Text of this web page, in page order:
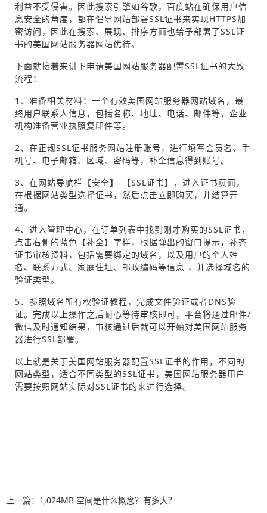
利益不受侵害。因此搜索引擎如谷歌，百度站在确保用户信
息安全的角度，都在倡导网站部署SSL证书来实现HTTPS加
密访问，因此在搜索、展现、排序方面也给予部署了SSL证
书的美国网站服务器网站优待。
下面就接着来讲下申请美国网站服务器配置SSL证书的大致
流程：
1、准备相关材料：一个有效美国网站服务器网站域名，最
终用户联系人信息，包括名称、地址、电话、邮件等，企业
机构准备营业执照复印件等。
2、在正规SSL证书服务网站注册账号，进行填写会员名、手
机号、电子邮箱、区域、密码等，补全信息得到账号。
3、在网站导航栏【安全】-【SSL证书】，进入证书页面，
在根据网站类型选择证书，然后点击立即购买，并结算开
通。
4、进入管理中心，在订单列表中找到刚才购买的SSL证书，
点击右侧的蓝色【补全】字样，根据弹出的窗口提示，补齐
证书审核资料，包括需要绑定的域名，以及用户的个人姓
名、联系方式、家庭住址、邮政编码等信息 ，并选择域名的
验证类型。
5、参照域名所有权验证教程，完成文件验证或者DNS验
证。完成以上操作之后耐心等待审核即可，平台将通过邮件/
微信及时通知结果，审核通过后就可以开始对美国网站服务
器进行SSL部署。
以上就是关于美国网站服务器配置SSL证书的作用，不同的
网站类型，适合不同类型的SSL证书，美国网站服务器用户
需要按照网站实际对SSL证书的来进行选择。
上一篇：1,024MB 空间是什么概念？有多大？